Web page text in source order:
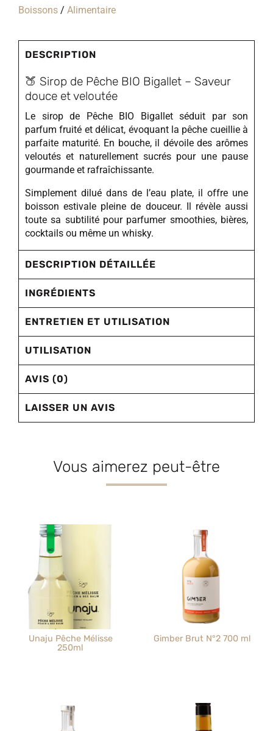
Boissons / Alimentaire
DESCRIPTION
🍑 Sirop de Pêche BIO Bigallet – Saveur
douce et veloutée
Le sirop de Pêche BIO Bigallet séduit par son
parfum fruité et délicat, évoquant la pêche cueillie à
parfaite maturité. En bouche, il dévoile des arômes
veloutés et naturellement sucrés pour une pause
gourmande et rafraîchissante.
Simplement dilué dans de l’eau plate, il offre une
boisson estivale pleine de douceur. Il révèle aussi
toute sa subtilité pour parfumer smoothies, bières,
cocktails ou même un whisky.
DESCRIPTION DÉTAILLÉE
INGRÉDIENTS
ENTRETIEN ET UTILISATION
UTILISATION
AVIS (0)
LAISSER UN AVIS
Vous aimerez peut-être
Unaju Pêche Mélisse
250ml
Gimber Brut N°2 700 ml